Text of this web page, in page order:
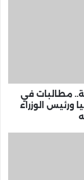
مطالبات في
ورئيس الوزراء